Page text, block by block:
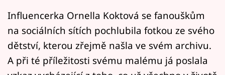
Sledujte nás
Influencerka Ornella Koktová se fanouškům
na sociálních sítích pochlubila fotkou ze svého
dětství, kterou zřejmě našla ve svém archivu.
A při té příležitosti svému malému já poslala